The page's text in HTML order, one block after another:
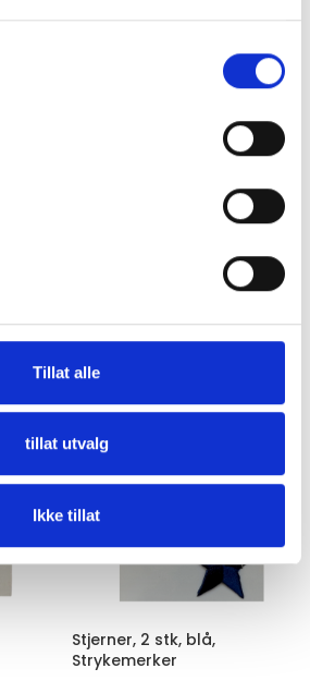
Tillat alle
tillat utvalg
Ikke tillat
Blomster, 2 stk, hvit,
kr25,00
Stjerner, 2 stk, blå,
Strykemerker